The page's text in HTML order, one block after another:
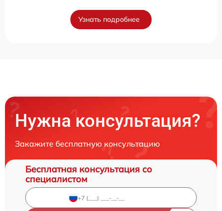
Узнать подробнее
Нужна консультация?
Закажите бесплатную консультацию
Бесплатная консультация со
специалистом